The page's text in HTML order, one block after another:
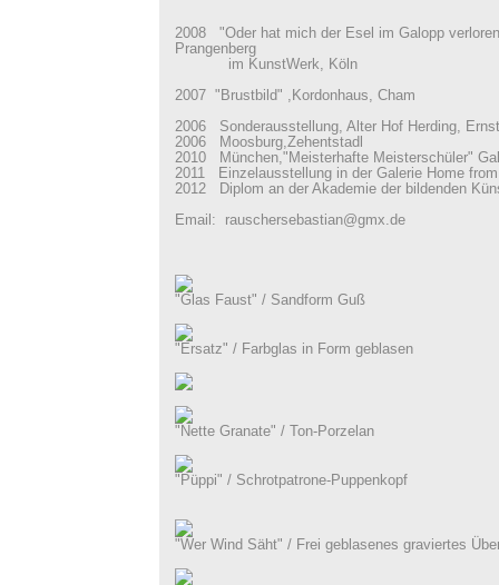
2008 "Oder hat mich der Esel im Galopp
Prangenberg
im KunstWerk, Köln
2007 "Brustbild"
2006 Sonderausstellung, Alter Hof Herding,
2006 Moosburg,Zehentstadl
2010 München,"Meisterhafte Meisterschüler"
2011 Einzelausstellung in der Galerie Home
2012 Diplom an der Akademie der bildenden
Email: rauschersebastian@gmx.de
"Glas Faust" / Sandform Guß
"Ersatz" / Farbglas in Form geblasen
"Nette Granate" / Ton-Porzelan
"Püppi" / Schrotpatrone-Puppenkopf
"Wer Wind Säht" / Frei geblasenes graviertes